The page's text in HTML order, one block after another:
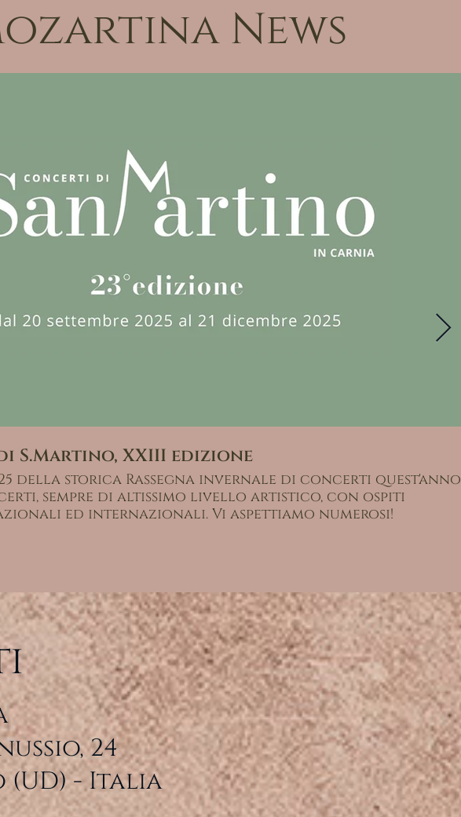
News
S.Martino, XXIII edizione
della storica Rassegna invernale di concerti quest'anno
sempre di altissimo livello artistico, con ospiti
ed internazionali. Vi aspettiamo numerosi!
24
(UD) - Italia